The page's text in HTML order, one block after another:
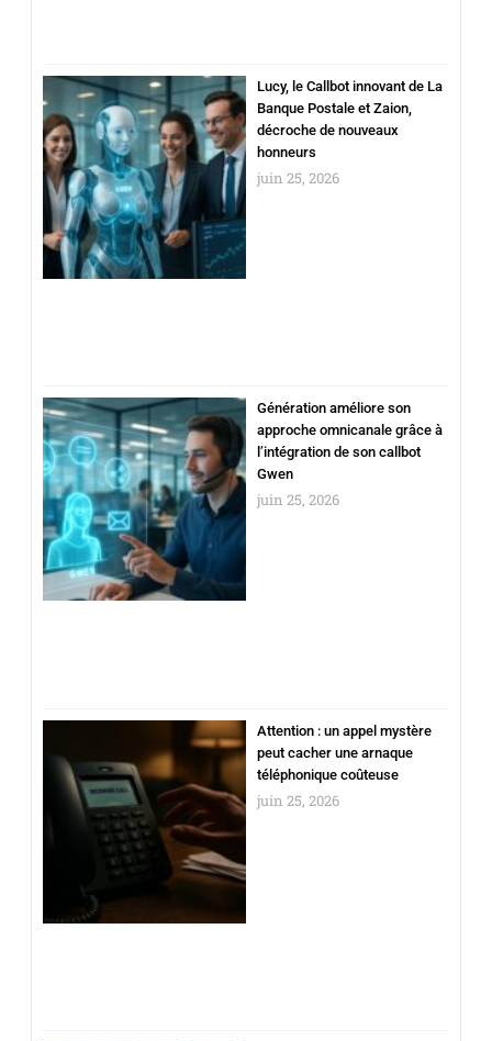
Lucy, le Callbot innovant de La
Banque Postale et Zaion,
décroche de nouveaux
honneurs
juin 25, 2026
Génération améliore son
approche omnicanale grâce à
l’intégration de son callbot
Gwen
juin 25, 2026
Attention : un appel mystère
peut cacher une arnaque
téléphonique coûteuse
juin 25, 2026